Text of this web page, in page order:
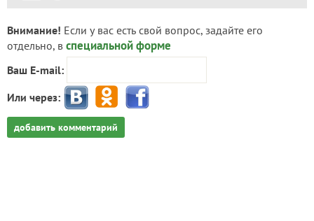
Внимание! Если у вас есть свой вопрос, задайте его
отдельно, в специальной форме
Ваш E-mail:
Или через:
добавить комментарий